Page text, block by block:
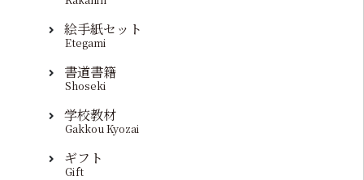
絵手紙セット
Etegami
書道書籍
Shoseki
学校教材
Gakkou Kyozai
ギフト
Gift